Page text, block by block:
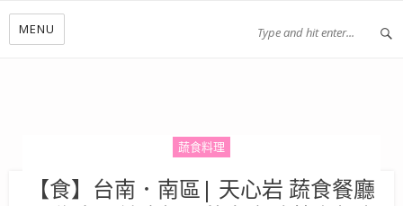
MENU
蔬食料理
【食】台南．南區| 天心岩 蔬食餐廳